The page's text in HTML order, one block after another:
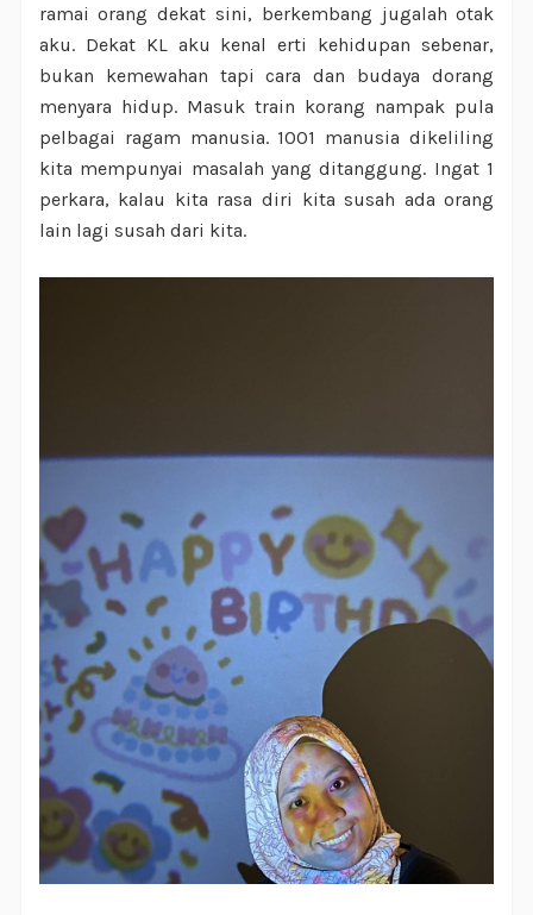
ramai orang dekat sini, berkembang jugalah otak
aku. Dekat KL aku kenal erti kehidupan sebenar,
bukan kemewahan tapi cara dan budaya dorang
menyara hidup. Masuk train korang nampak pula
pelbagai ragam manusia. 1001 manusia dikeliling
kita mempunyai masalah yang ditanggung. Ingat 1
perkara, kalau kita rasa diri kita susah ada orang
lain lagi susah dari kita.